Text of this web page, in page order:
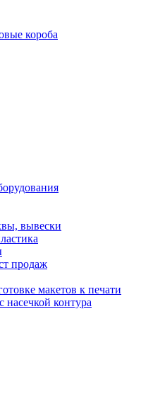
короба
вывески
продаж
макетов к печати
насечкой контура